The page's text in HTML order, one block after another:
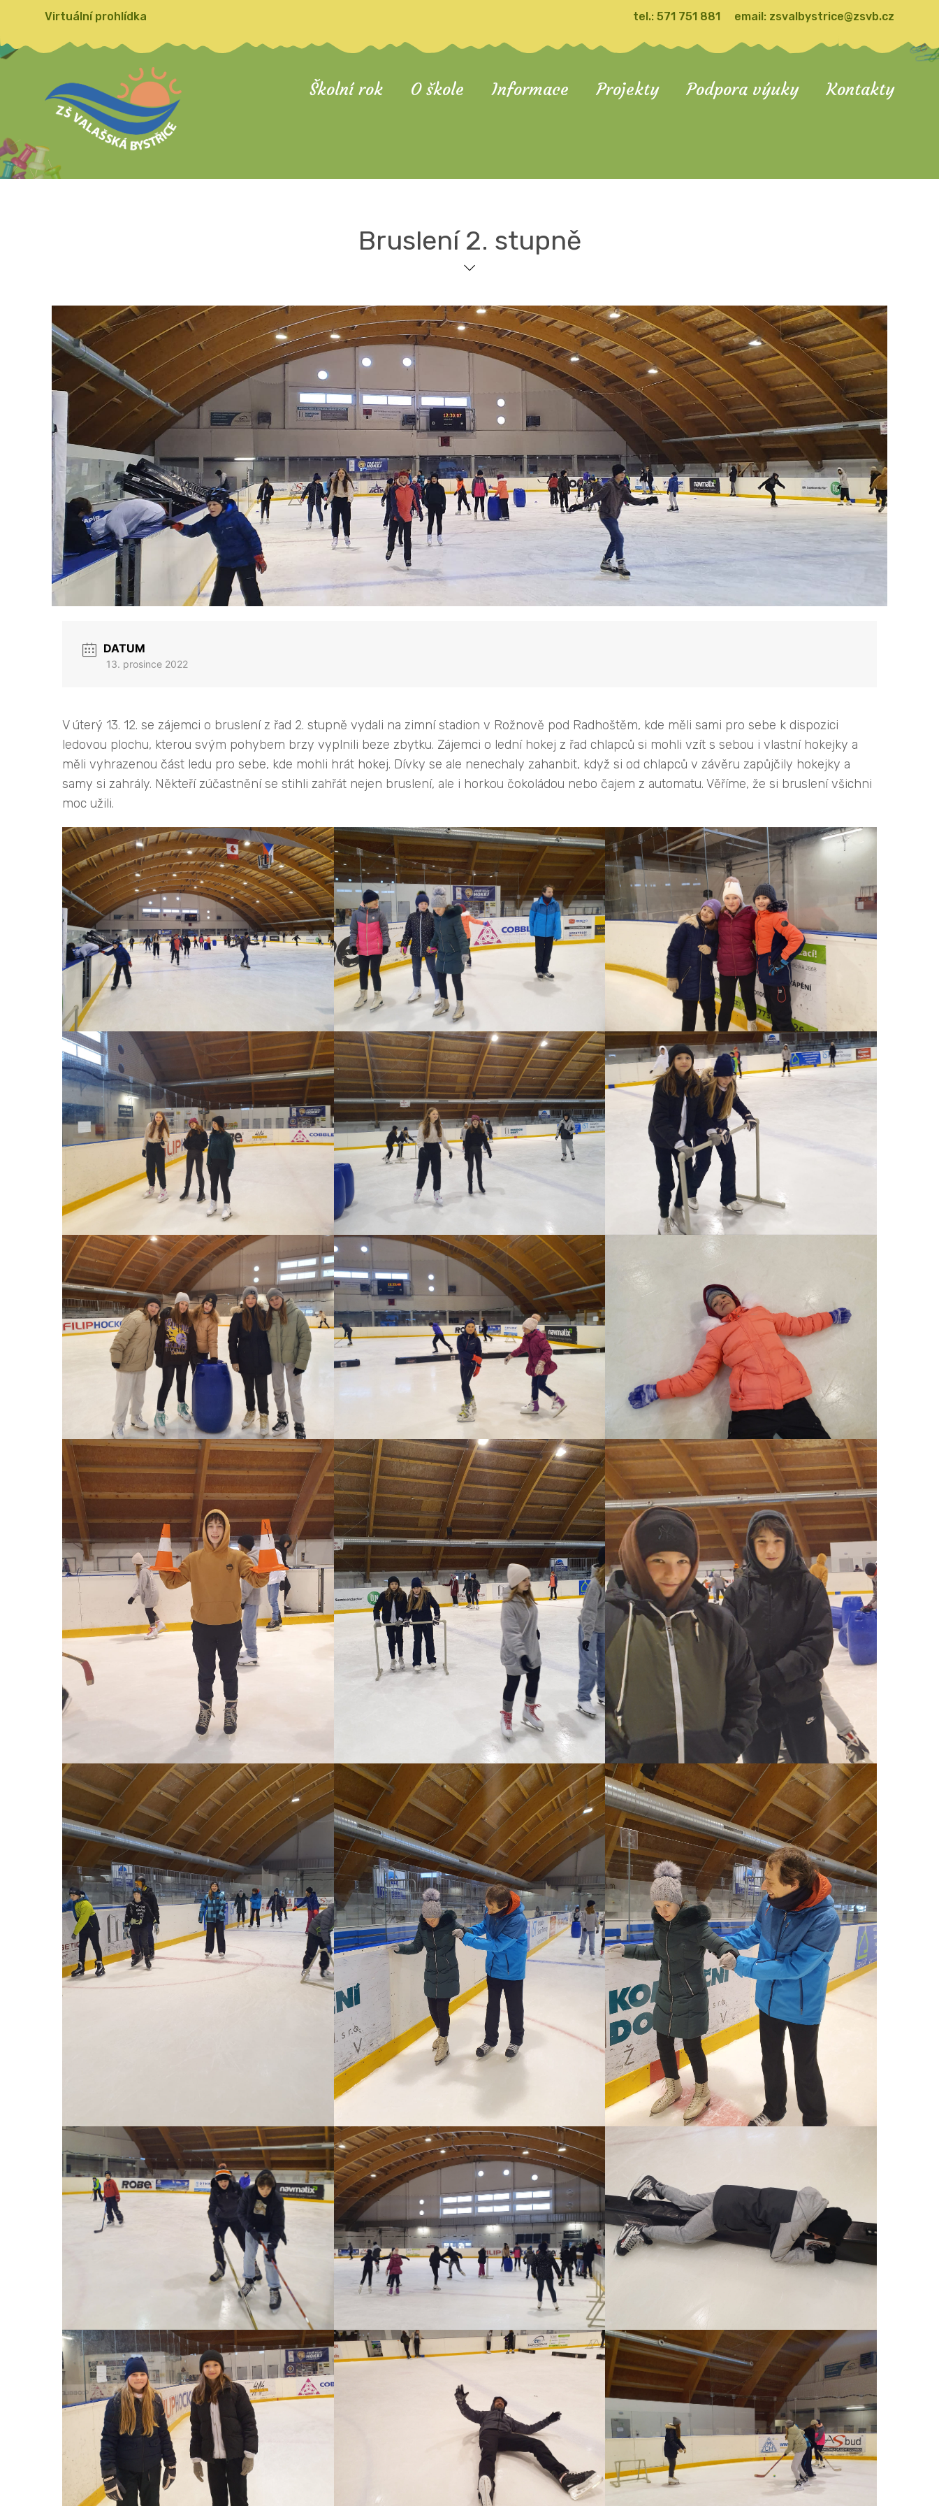
Virtuální prohlídka tel.: 571 751 881 email: zsvalbystrice@zsvb.cz
Školní rok O škole Informace Projekty Podpora výuky Kontakty
Bruslení 2. stupně
DATUM
13. prosince 2022
V úterý 13. 12. se zájemci o bruslení z řad 2. stupně vydali na zimní stadion v Rožnově pod Radhoštěm, kde měli sami pro sebe k dispozici
ledovou plochu, kterou svým pohybem brzy vyplnili beze zbytku. Zájemci o lední hokej z řad chlapců si mohli vzít s sebou i vlastní hokejky a
měli vyhrazenou část ledu pro sebe, kde mohli hrát hokej. Dívky se ale nenechaly zahanbit, když si od chlapců v závěru zapůjčily hokejky a
samy si zahrály. Někteří zúčastnění se stihli zahřát nejen bruslení, ale i horkou čokoládou nebo čajem z automatu. Věříme, že si bruslení všichni
moc užili.